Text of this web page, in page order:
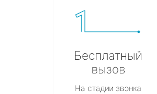
Бесплатный
вызов
На стадии звонка